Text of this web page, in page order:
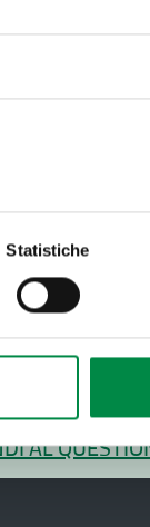
Statistiche
AL